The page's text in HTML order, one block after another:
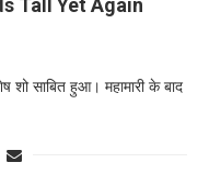
Tall Yet Again
शो साबित हुआ। महामारी के बाद